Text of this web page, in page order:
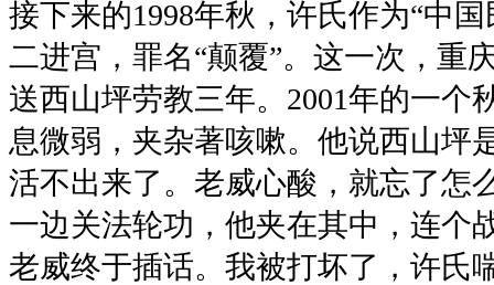
接下来的1998年秋，许氏作为“中
二进宫，罪名“颠覆”。这一次，重
送西山坪劳教三年。2001年的一个
息微弱，夹杂著咳嗽。他说西山坪
活不出来了。老威心酸，就忘了怎
一边关法轮功，他夹在其中，连个
老威终于插话。我被打坏了，许氏